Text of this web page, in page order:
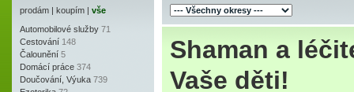
prodám | koupím | vše
Automobilové služby 71
Cestování 148
Čalounění 5
Domácí práce 374
Doučování, Výuka 739
Shaman a
Vaše děti!